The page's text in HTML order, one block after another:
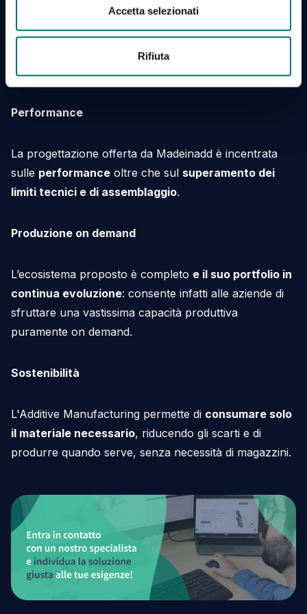
direttiva 2002/58/CE (cd. direttiva “ePrivacy”); alle
previsioni del regolamento europeo (UE) 2016/679 (cd.
“GDPR”); al d.lgs. 30 giugno n. 196 (cd. “Codice
Accetta selezionati
Rifiuta
Madeinadd può raggiungere imassimi standard
qualitativi, spesso con risultati nettamente migliori
rispetto a quelli derivanti dall’uso delle metodologie
sottrattive.
Performance
La progettazione offerta da Madeinadd è incentrata
sulle performance oltre che sul superamento dei
limiti tecnici e di assemblaggio.
Produzione on demand
L’ecosistema proposto è completo e il suo portfolio in
continua evoluzione: consente infatti alle aziende di
sfruttare una vastissima capacità produttiva
puramente on demand.
Sostenibilità
L'Additive Manufacturing permette di consumare solo
il materiale necessario, riducendo gli scarti e di
produrre quando serve, senza necessità di magazzini.